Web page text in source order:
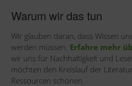
Warum wir das tun
Wir glauben daran, dass Wissen
werden müssen. Erfahre mehr
wir uns für Nachhaltigkeit und
möchten den Kreislauf der
Ressourcen schonen.